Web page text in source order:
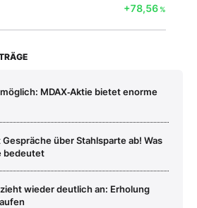
+78,56%
MDAX‑Aktie bietet enorme
über Stahlsparte ab! Was
bedeutet
wieder deutlich an: Erholung